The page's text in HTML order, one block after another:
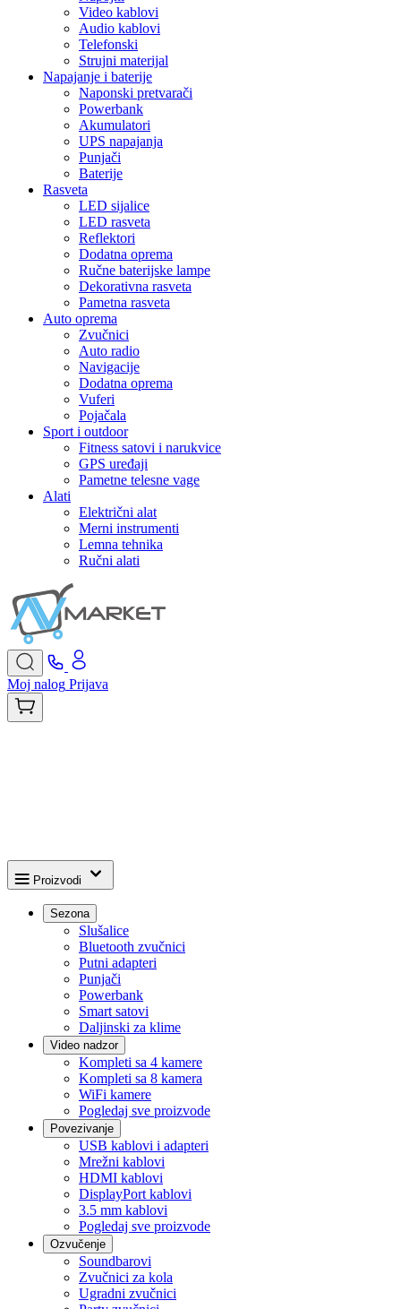
Video kablovi
Audio kablovi
Telefonski
Strujni materijal
Napajanje i baterije
Naponski pretvarači
Powerbank
Akumulatori
UPS napajanja
Punjači
Baterije
Rasveta
LED sijalice
LED rasveta
Reflektori
Dodatna oprema
Ručne baterijske lampe
Dekorativna rasveta
Pametna rasveta
Auto oprema
Zvučnici
Auto radio
Navigacije
Dodatna oprema
Vuferi
Pojačala
Sport i outdoor
Fitness satovi i narukvice
GPS uređaji
Pametne telesne vage
Alati
Električni alat
Merni instrumenti
Lemna tehnika
Ručni alati
Moj nalog Prijava
Proizvodi
Sezona
Slušalice
Bluetooth zvučnici
Putni adapteri
Punjači
Powerbank
Smart satovi
Daljinski za klime
Video nadzor
Kompleti sa 4 kamere
Kompleti sa 8 kamera
WiFi kamere
Pogledaj sve proizvode
Povezivanje
USB kablovi i adapteri
Mrežni kablovi
HDMI kablovi
DisplayPort kablovi
3.5 mm kablovi
Pogledaj sve proizvode
Ozvučenje
Soundbarovi
Zvučnici za kola
Ugradni zvučnici